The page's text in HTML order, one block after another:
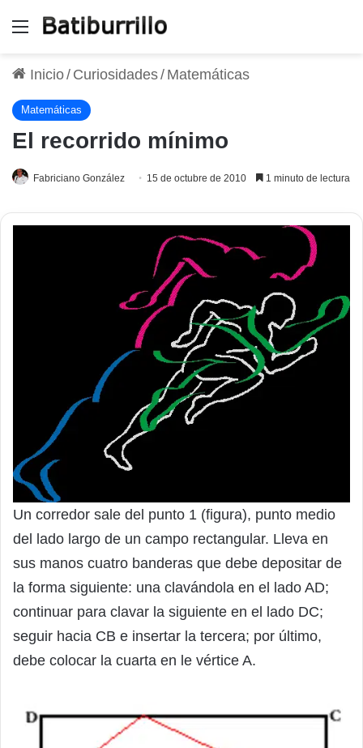
Menú
Inicio/ Curiosidades/ Matemáticas
Matemáticas
El recorrido mínimo
Fabriciano González 15 de octubre de 2010 1 minuto de lectura
Un corredor sale del punto 1 (figura), punto medio
del lado largo de un campo rectangular. Lleva en
sus manos cuatro banderas que debe depositar de
la forma siguiente: una clavándola en el lado AD;
continuar para clavar la siguiente en el lado DC;
seguir hacia CB e insertar la tercera; por último,
debe colocar la cuarta en le vértice A.